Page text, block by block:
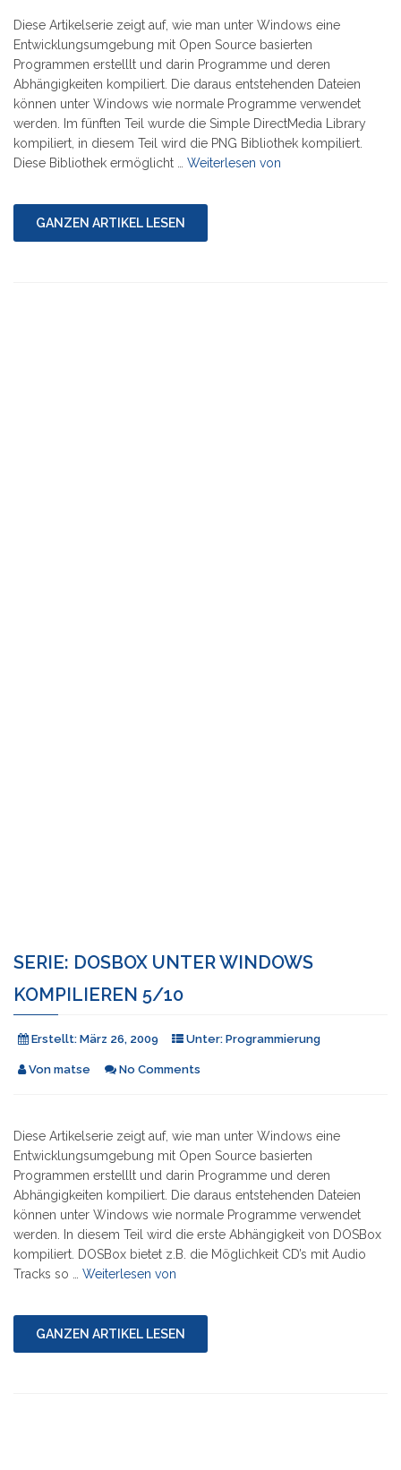
Diese Artikelserie zeigt auf, wie man unter Windows eine
Entwicklungsumgebung mit Open Source basierten
Programmen erstelllt und darin Programme und deren
Abhängigkeiten kompiliert. Die daraus entstehenden Dateien
können unter Windows wie normale Programme verwendet
werden. Im fünften Teil wurde die Simple DirectMedia Library
kompiliert, in diesem Teil wird die PNG Bibliothek kompiliert.
Diese Bibliothek ermöglicht … Weiterlesen von
GANZEN ARTIKEL LESEN
SERIE: DOSBOX UNTER WINDOWS
KOMPILIEREN 5/10
Erstellt: März 26, 2009 Unter: Programmierung
Von matse No Comments
Diese Artikelserie zeigt auf, wie man unter Windows eine
Entwicklungsumgebung mit Open Source basierten
Programmen erstelllt und darin Programme und deren
Abhängigkeiten kompiliert. Die daraus entstehenden Dateien
können unter Windows wie normale Programme verwendet
werden. In diesem Teil wird die erste Abhängigkeit von DOSBox
kompiliert. DOSBox bietet z.B. die Möglichkeit CD’s mit Audio
Tracks so … Weiterlesen von
unter
Windows
kompilieren
GANZEN ARTIKEL LESEN